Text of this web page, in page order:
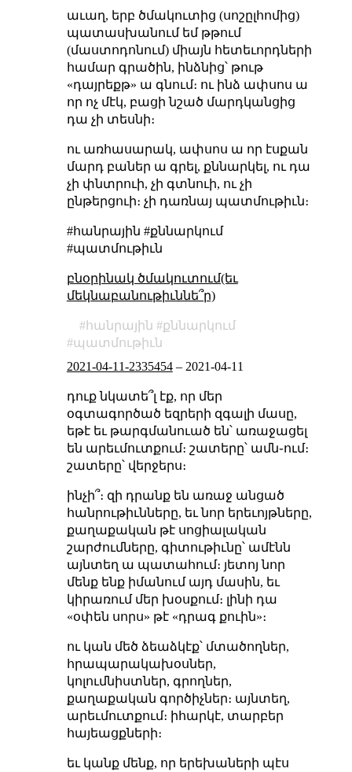
աւաղ, երբ ծմակուտից (սոշըլհոմից)
պատասխանում եմ թթում
(մաստոդոնում) միայն հետեւորդների
համար գրածին, ինձնից՝ թութ
«դայրեքթ» ա գնում։ ու ինձ ափսոս ա
որ ոչ մէկ, բացի նշած մարդկանցից
դա չի տեսնի։
ու առհասարակ, ափսոս ա որ էսքան
մարդ բաներ ա գրել, քննարկել, ու դա
չի փնտրուի, չի գտնուի, ու չի
ընթերցուի։ չի դառնայ պատմութիւն։
#հանրային #քննարկում
#պատմութիւն
բնօրինակ ծմակուտում(եւ
մեկնաբանութիւննե՞ր)
հանրային
քննարկում
պատմութիւն
2021-04-11-2335454– 2021-04-11
դուք նկատե՞լ էք, որ մեր
օգտագործած եզրերի զգալի մասը,
եթէ եւ թարգմանուած են՝ առաջացել
են արեւմուտքում։ շատերը՝ ամն֊ում։
շատերը՝ վերջերս։
ինչի՞։ զի դրանք են առաջ անցած
հանրութիւնները, եւ նոր երեւոյթները,
քաղաքական թէ սոցիալական
շարժումները, գիտութիւնը՝ ամէնն
այնտեղ ա պատահում։ յետոյ նոր
մենք ենք իմանում այդ մասին, եւ
կիրառում մեր խօսքում։ լինի դա
«օփեն սորս» թէ «դրագ քուին»։
ու կան մեծ ձեաձկէք՝ մտածողներ,
հրապարակախօսներ,
կոլումնիստներ, գրողներ,
քաղաքական գործիչներ։ այնտեղ,
արեւմուտքում։ իհարկէ, տարբեր
հայեացքների։
եւ կանք մենք, որ երեխաների պէս